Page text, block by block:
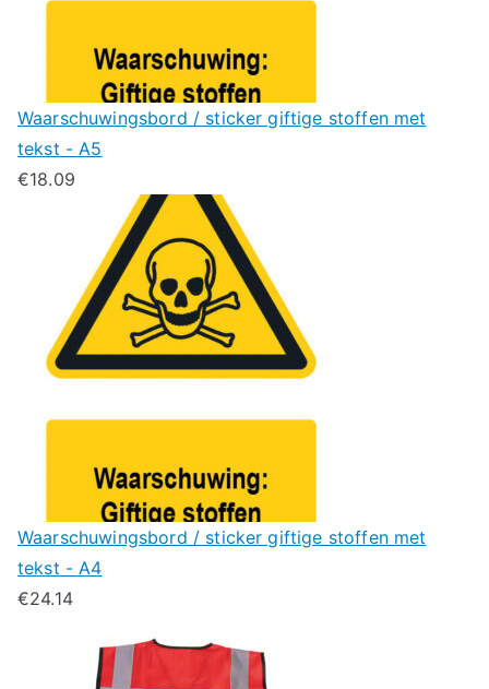
Waarschuwingsbord / sticker giftige stoffen met
tekst - A5
€18.09
Waarschuwingsbord / sticker giftige stoffen met
tekst - A4
€24.14